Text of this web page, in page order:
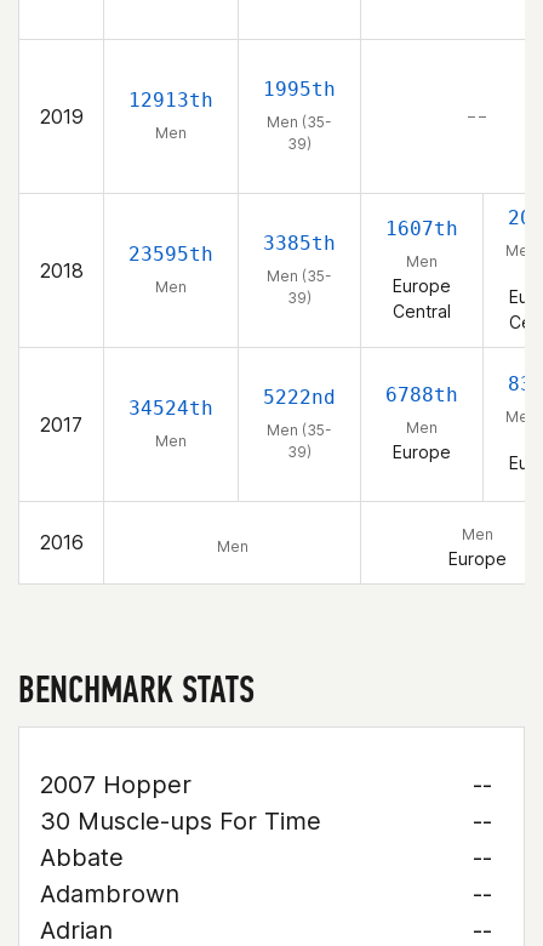
2019
12913th
Men
1995th
Men (35-
39)
– –
2018
23595th
Men
3385th
Men (35-
39)
1607th
Men
Europe
Central
Men
2017
34524th
Men
5222nd
Men (35-
39)
6788th
Men
Europe
Men
2016 Men
Men
Europe
BENCHMARK STATS
2007 Hopper
--
30 Muscle-ups For Time
--
Abbate
--
Adambrown
--
Adrian
--